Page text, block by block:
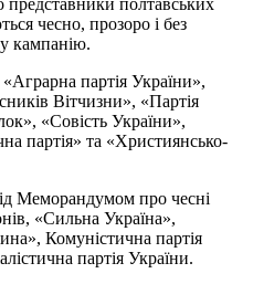
чесно, прозоро і без
кампанію.
партія України»,
Вітчизни», «Партія
«Совість України»,
партія» та «Християнсько-
Меморандумом про чесні
«Сильна Україна»,
Комуністична партія
партія України.